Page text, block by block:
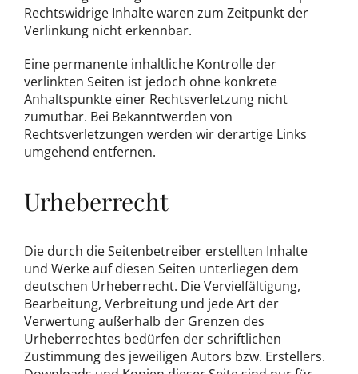
Rechtswidrige Inhalte waren zum Zeitpunkt der
Verlinkung nicht erkennbar.
Eine permanente inhaltliche Kontrolle der
verlinkten Seiten ist jedoch ohne konkrete
Anhaltspunkte einer Rechtsverletzung nicht
zumutbar. Bei Bekanntwerden von
Rechtsverletzungen werden wir derartige Links
umgehend entfernen.
Urheberrecht
Die durch die Seitenbetreiber erstellten Inhalte
und Werke auf diesen Seiten unterliegen dem
deutschen Urheberrecht. Die Vervielfältigung,
Bearbeitung, Verbreitung und jede Art der
Verwertung außerhalb der Grenzen des
Urheberrechtes bedürfen der schriftlichen
Zustimmung des jeweiligen Autors bzw. Erstellers.